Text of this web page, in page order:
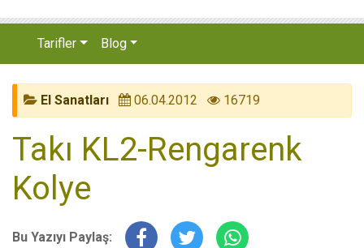
Tarifler Blog
El Sanatları 06.04.2012 16719
Takı KL2-Rengarenk
Kolye
Bu Yazıyı Paylaş: